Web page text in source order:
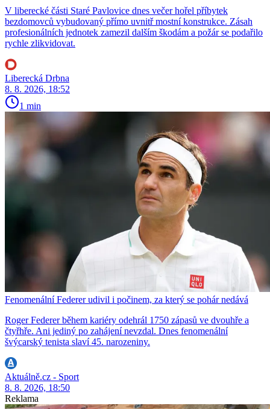
V liberecké části Staré Pavlovice dnes večer hořel příbytek
bezdomovců vybudovaný přímo uvnitř mostní konstrukce. Zásah
profesionálních jednotek zamezil dalším škodám a požár se podařilo
rychle zlikvidovat.
Liberecká Drbna
8. 8. 2026, 18:52
1 min
Fenomenální Federer udivil i počinem, za který se pohár nedává
Roger Federer během kariéry odehrál 1750 zápasů ve dvouhře a
čtyřhře. Ani jediný po zahájení nevzdal. Dnes fenomenální
švýcarský tenista slaví 45. narozeniny.
Aktuálně.cz - Sport
8. 8. 2026, 18:50
Reklama